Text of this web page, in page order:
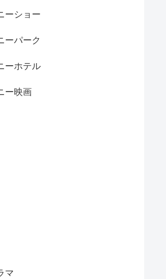
ーショー
ーパーク
ーホテル
ー映画
マ